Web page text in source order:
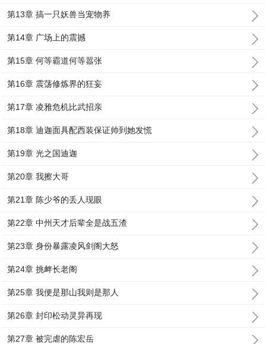
第13章 搞一只妖兽当宠物养
第14章 广场上的震撼
第15章 何等霸道何等嚣张
第16章 震荡修炼界的狂妄
第17章 凌雅危机比武招亲
第18章 迪迦面具配西装保证帅到她发慌
第19章 光之国迪迦
第20章 我擦大哥
第21章 陈少爷的丢人现眼
第22章 中州天才后辈全是战五渣
第23章 身份暴露凌风剑阁大怒
第24章 挑衅长老阁
第25章 我便是那山我则是那人
第26章 封印松动灵异再现
第27章 被完虐的陈宏岳